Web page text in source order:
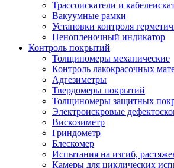
Трассоискатели и
Вакуумные рамки
Установки контроля
Пенопленочный индикатор
Контроль покрытий
Толщиномеры механические
Контроль лакокрасочных
Адгезиметры
Твердомеры покрытий
Толщиномеры защитных
Электроискровые
Вискозиметр
Гриндометр
Блескомер
Испытания на изгиб,
Камеры для циклических